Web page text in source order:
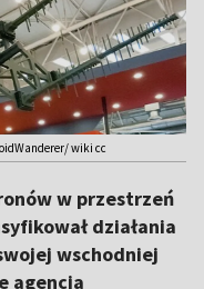
wiki cc
w przestrzeń
działania
wschodniej
agencja